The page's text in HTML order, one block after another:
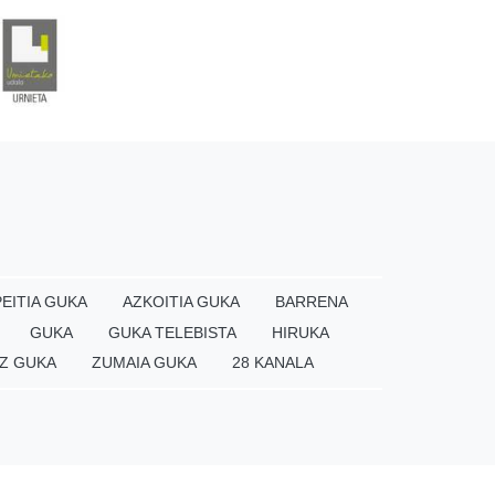
GUKA AZKOITIA GUKA
BARRENA
GUKA GUKA TELEBISTA
HIRUKA
GUKA ZUMAIA GUKA 28 KANALA